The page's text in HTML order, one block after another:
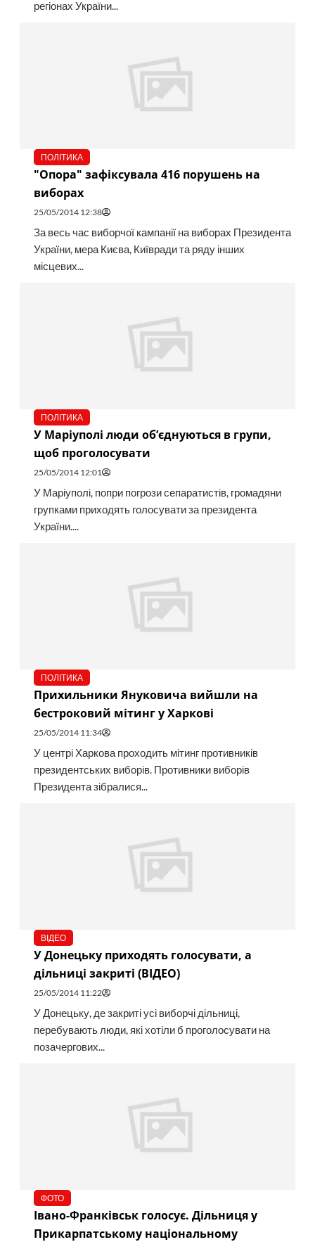
регіонах України...
ПОЛІТИКА
"Опора" зафіксувала 416 порушень на
виборах
25/05/2014 12:38
За весь час виборчої кампанії на виборах Президента
України, мера Києва, Київради та ряду інших
місцевих...
ПОЛІТИКА
У Маріуполі люди об’єднуються в групи,
щоб проголосувати
25/05/2014 12:01
У Маріуполі, попри погрози сепаратистів, громадяни
групками приходять голосувати за президента
України....
ПОЛІТИКА
Прихильники Януковича вийшли на
бестроковий мітинг у Харкові
25/05/2014 11:34
У центрі Харкова проходить мітинг противників
президентських виборів. Противники виборів
Президента зібралися...
ВІДЕО
У Донецьку приходять голосувати, а
дільниці закриті (ВІДЕО)
25/05/2014 11:22
У Донецьку, де закриті усі виборчі дільниці,
перебувають люди, які хотіли б проголосувати на
позачергових...
ФОТО
Івано-Франківськ голосує. Дільниця у
Прикарпатському національному